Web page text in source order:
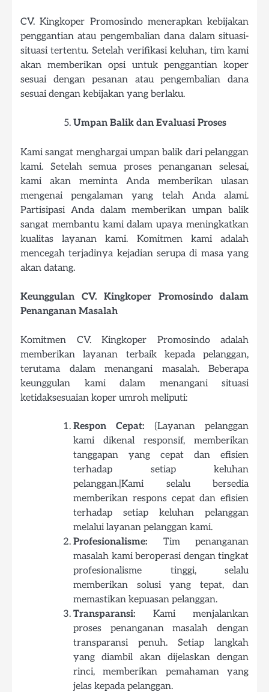
CV. Kingkoper Promosindo menerapkan kebijakan
penggantian atau pengembalian dana dalam situasi-
situasi tertentu. Setelah verifikasi keluhan, tim kami
akan memberikan opsi untuk penggantian koper
sesuai dengan pesanan atau pengembalian dana
sesuai dengan kebijakan yang berlaku.
Umpan Balik dan Evaluasi Proses
Kami sangat menghargai umpan balik dari pelanggan
kami. Setelah semua proses penanganan selesai,
kami akan meminta Anda memberikan ulasan
mengenai pengalaman yang telah Anda alami.
Partisipasi Anda dalam memberikan umpan balik
sangat membantu kami dalam upaya meningkatkan
kualitas layanan kami. Komitmen kami adalah
mencegah terjadinya kejadian serupa di masa yang
akan datang.
Keunggulan CV. Kingkoper Promosindo dalam
Penanganan Masalah
Komitmen CV. Kingkoper Promosindo adalah
memberikan layanan terbaik kepada pelanggan,
terutama dalam menangani masalah. Beberapa
keunggulan kami dalam menangani situasi
ketidaksesuaian koper umroh meliputi:
Respon Cepat: {Layanan pelanggan
kami dikenal responsif, memberikan
tanggapan yang cepat dan efisien
terhadap setiap keluhan
pelanggan.|Kami selalu bersedia
memberikan respons cepat dan efisien
terhadap setiap keluhan pelanggan
melalui layanan pelanggan kami.
Profesionalisme: Tim penanganan
masalah kami beroperasi dengan tingkat
profesionalisme tinggi, selalu
memberikan solusi yang tepat, dan
memastikan kepuasan pelanggan.
Transparansi: Kami menjalankan
proses penanganan masalah dengan
transparansi penuh. Setiap langkah
yang diambil akan dijelaskan dengan
rinci, memberikan pemahaman yang
jelas kepada pelanggan.